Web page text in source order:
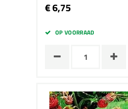
€ 6,75
OP VOORRAAD